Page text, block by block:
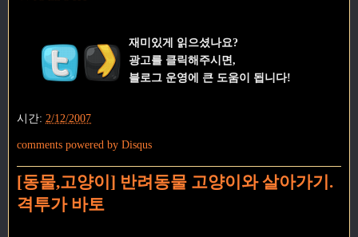
재미있게 읽으셨나요?
광고를 클릭해주시면,
블로그 운영에 큰 도움이 됩니다!
시간: 2/12/2007
comments powered by Disqus
[동물,고양이] 반려동물 고양이와 살아가기.
격투가 바토